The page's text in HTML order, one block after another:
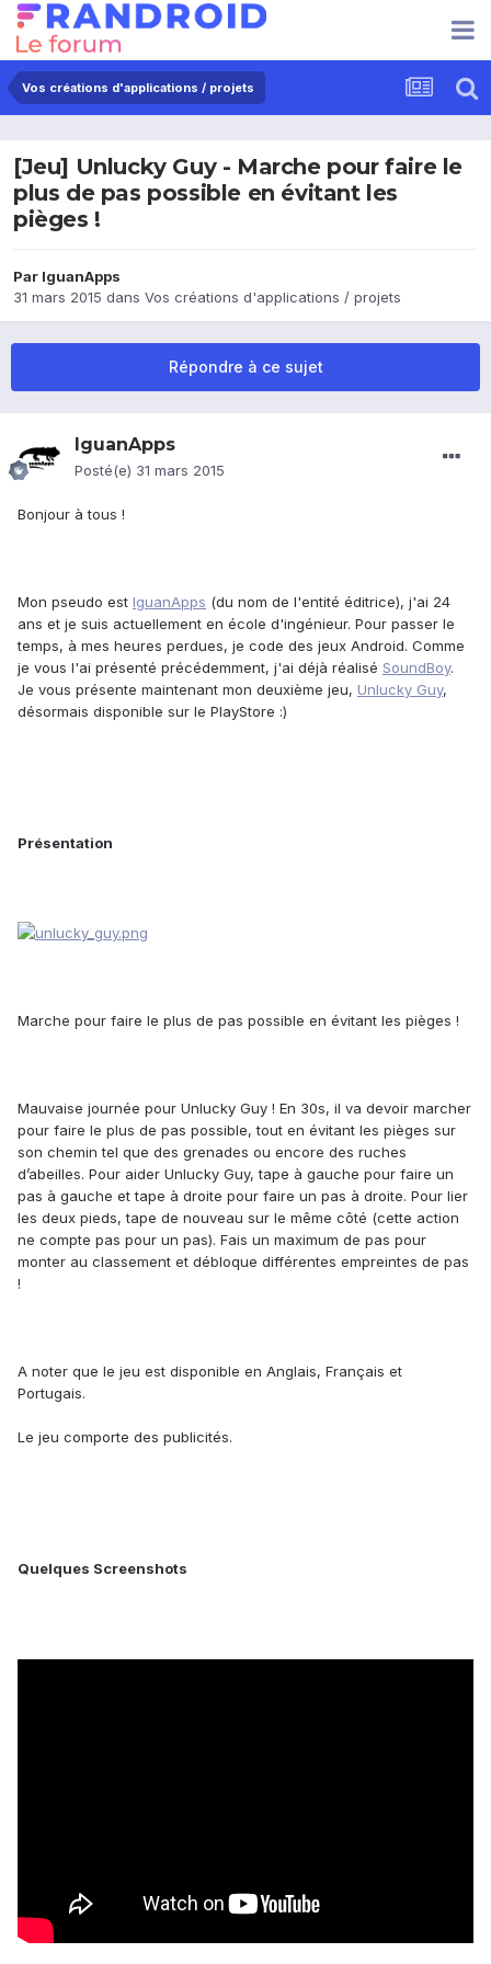
Vos créations d'applications / projets
[Jeu] Unlucky Guy - Marche pour faire le
plus de pas possible en évitant les
pièges !
Par IguanApps
31 mars 2015 dans Vos créations d'applications / projets
Répondre à ce sujet
IguanApps
Posté(e) 31 mars 2015
Bonjour à tous !
Mon pseudo est IguanApps (du nom de l'entité éditrice), j'ai 24
ans et je suis actuellement en école d'ingénieur. Pour passer le
temps, à mes heures perdues, je code des jeux Android. Comme
je vous l'ai présenté précédemment, j'ai déjà réalisé SoundBoy.
Je vous présente maintenant mon deuxième jeu, Unlucky Guy,
désormais disponible sur le PlayStore :)
Présentation
Marche pour faire le plus de pas possible en évitant les pièges !
Mauvaise journée pour Unlucky Guy ! En 30s, il va devoir marcher
pour faire le plus de pas possible, tout en évitant les pièges sur
son chemin tel que des grenades ou encore des ruches
d’abeilles. Pour aider Unlucky Guy, tape à gauche pour faire un
pas à gauche et tape à droite pour faire un pas à droite. Pour lier
les deux pieds, tape de nouveau sur le même côté (cette action
ne compte pas pour un pas). Fais un maximum de pas pour
monter au classement et débloque différentes empreintes de pas
!
A noter que le jeu est disponible en Anglais, Français et
Portugais.
Le jeu comporte des publicités.
Quelques Screenshots